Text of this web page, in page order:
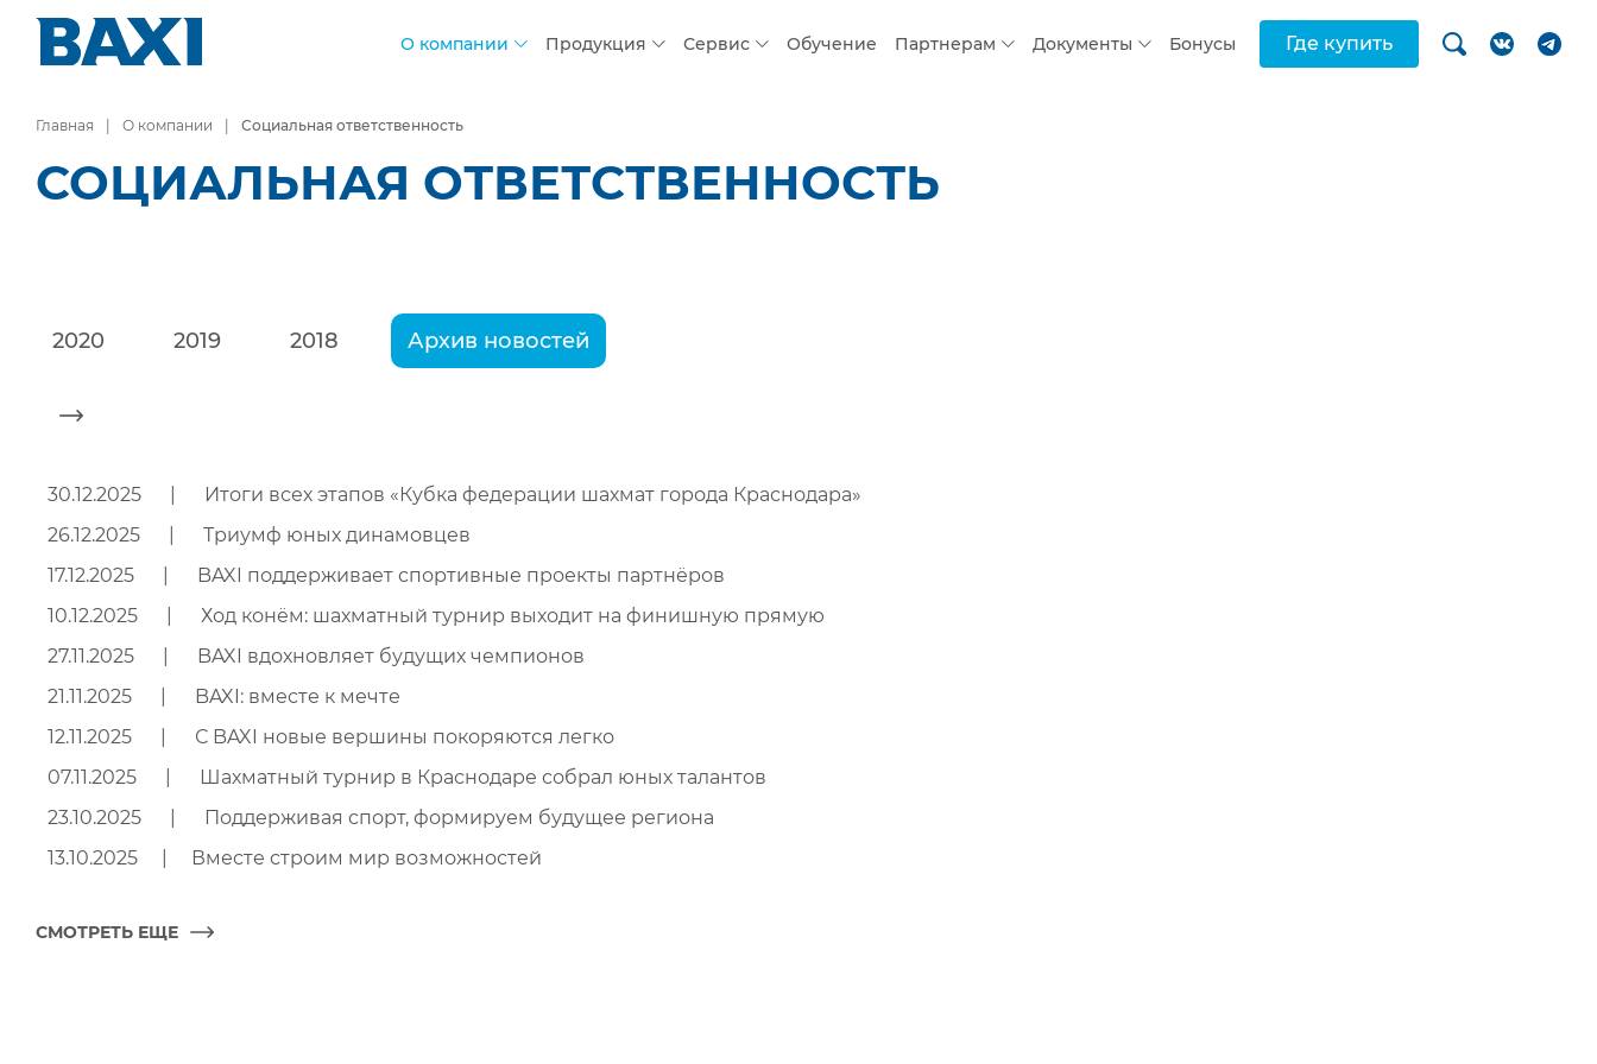
О компании Продукция Сервис Обучение Партнерам Документы Бонусы Где купить
Главная О компании Социальная ответственность
СОЦИАЛЬНАЯ ОТВЕТСТВЕННОСТЬ
2020 2019 2018 Архив новостей
30.12.2025
Итоги всех этапов «Кубка федерации шахмат города Краснодара»
26.12.2025
Триумф юных динамовцев
17.12.2025
BAXI поддерживает спортивные проекты партнёров
10.12.2025
Ход конём: шахматный турнир выходит на финишную прямую
27.11.2025
BAXI вдохновляет будущих чемпионов
21.11.2025
BAXI: вместе к мечте
12.11.2025
С BAXI новые вершины покоряются легко
07.11.2025
Шахматный турнир в Краснодаре собрал юных талантов
23.10.2025
Поддерживая спорт, формируем будущее региона
13.10.2025
Вместе строим мир возможностей
СМОТРЕТЬ ЕЩЕ